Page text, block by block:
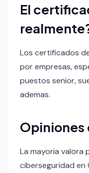
El
Los certificados
por empresas,
puestos senior,
ademas.
Opiniones
La mayoria valora
ciberseguridad en